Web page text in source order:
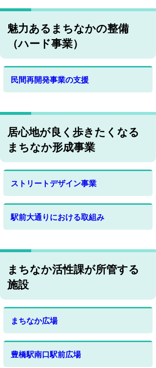
魅力あるまちなかの整備
（ハード事業）
民間再開発事業の支援
居心地が良く歩きたくなる
まちなか形成事業
ストリートデザイン事業
駅前大通りにおける取組み
まちなか活性課が所管する
施設
まちなか広場
豊橋駅南口駅前広場